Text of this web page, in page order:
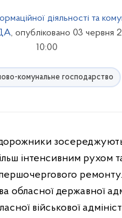
діяльності та
, опубліковано 03 червня
10:00
комунальне господарство
інтенсивним рухом
обласної державної
військової